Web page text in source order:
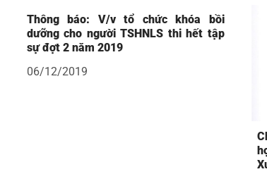
Thông báo: V/v tổ chức khóa bồi
dưỡng cho người TSHNLS thi hết tập
sự đợt 2 năm 2019
06/12/2019